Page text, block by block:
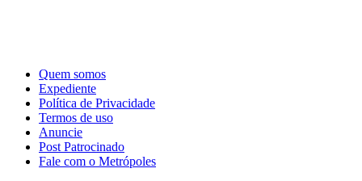
Quem somos
Expediente
Política de Privacidade
Termos de uso
Anuncie
Post Patrocinado
Fale com o Metrópoles